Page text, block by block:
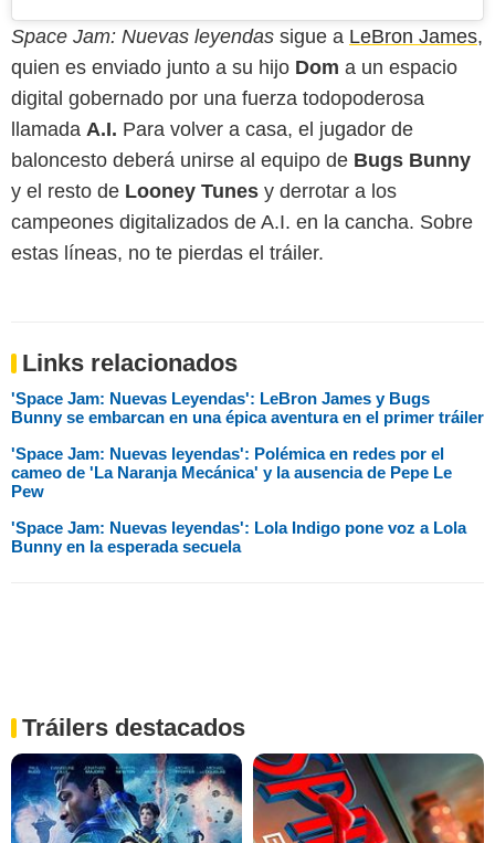
Space Jam: Nuevas leyendas sigue a LeBron James,
quien es enviado junto a su hijo Dom a un espacio
digital gobernado por una fuerza todopoderosa
llamada A.I. Para volver a casa, el jugador de
baloncesto deberá unirse al equipo de Bugs Bunny
y el resto de Looney Tunes y derrotar a los
campeones digitalizados de A.I. en la cancha. Sobre
estas líneas, no te pierdas el tráiler.
Links relacionados
'Space Jam: Nuevas Leyendas': LeBron James y Bugs
Bunny se embarcan en una épica aventura en el primer tráiler
'Space Jam: Nuevas leyendas': Polémica en redes por el
cameo de 'La Naranja Mecánica' y la ausencia de Pepe Le
Pew
'Space Jam: Nuevas leyendas': Lola Indigo pone voz a Lola
Bunny en la esperada secuela
Tráilers destacados